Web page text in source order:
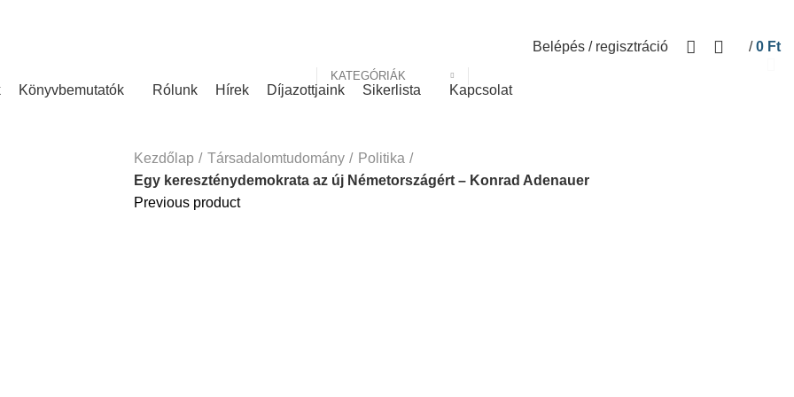
KATEGÓRIÁK
Belépés / regisztráció / 0 Ft
Könyvbemutatók Rólunk Hírek Díjazottjaink Sikerlista Kapcsolat
Kezdőlap Társadalomtudomány
Politika
Egy kereszténydemokrata az új Németországért – Konrad Adenauer
Previous product